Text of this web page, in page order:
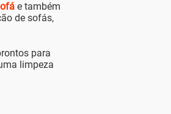
e também
de sofás,
para
limpeza